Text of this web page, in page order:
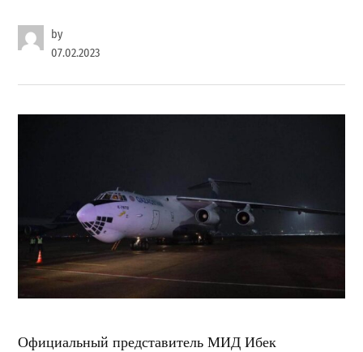
by
07.02.2023
Официальный представитель МИД Ибек